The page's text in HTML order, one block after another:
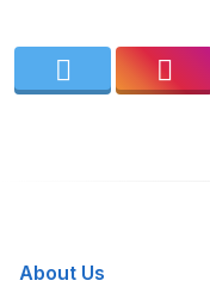
About Us